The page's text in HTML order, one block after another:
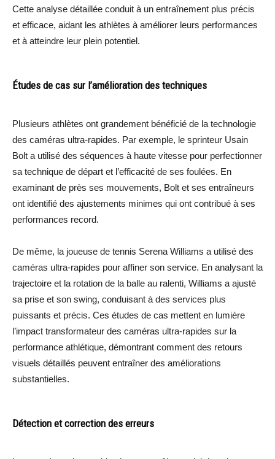
Cette analyse détaillée conduit à un entraînement plus précis
et efficace, aidant les athlètes à améliorer leurs performances
et à atteindre leur plein potentiel.
Études de cas sur l’amélioration des techniques
Plusieurs athlètes ont grandement bénéficié de la technologie
des caméras ultra-rapides. Par exemple, le sprinteur Usain
Bolt a utilisé des séquences à haute vitesse pour perfectionner
sa technique de départ et l’efficacité de ses foulées. En
examinant de près ses mouvements, Bolt et ses entraîneurs
ont identifié des ajustements minimes qui ont contribué à ses
performances record.
De même, la joueuse de tennis Serena Williams a utilisé des
caméras ultra-rapides pour affiner son service. En analysant la
trajectoire et la rotation de la balle au ralenti, Williams a ajusté
sa prise et son swing, conduisant à des services plus
puissants et précis. Ces études de cas mettent en lumière
l’impact transformateur des caméras ultra-rapides sur la
performance athlétique, démontrant comment des retours
visuels détaillés peuvent entraîner des améliorations
substantielles.
Détection et correction des erreurs